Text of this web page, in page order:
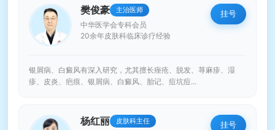
樊俊豪 主治医师
中华医学会专科会员
20余年皮肤科临床诊疗经验
挂号
银屑病、白癜风有深入研究，尤其擅长痤疮、脱发、荨麻疹、湿
疹、皮炎、疤痕、银屑病、白癜风、胎记、痘坑痘...
杨红丽 皮肤科主任 挂号